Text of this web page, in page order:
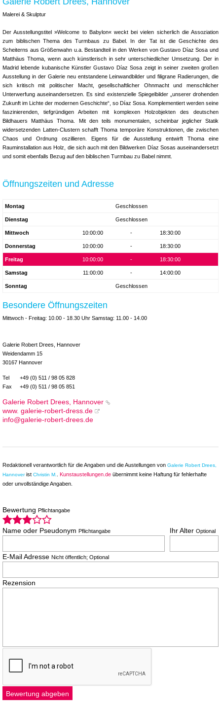
Malerei & Skulptur
Der Ausstellungstitel »Welcome to Babylon« weckt bei vielen sicherlich die Assoziation
zum biblischen Thema des Turmbaus zu Babel. In der Tat ist die Geschichte des
Scheiterns aus Größenwahn u.a. Bestandteil in den Werken von Gustavo Díaz Sosa und
Matthäus Thoma, wenn auch künstlerisch in sehr unterschiedlicher Umsetzung. Der in
Madrid lebende kubanische Künstler Gustavo Díaz Sosa zeigt in seiner zweiten großen
Ausstellung in der Galerie neu entstandene Leinwandbilder und filigrane Radierungen, die
sich kritisch mit politischer Macht, gesellschaftlicher Ohnmacht und menschlicher
Unterwerfung auseinandersetzen. Es sind existenzielle Spiegelbilder „unserer drohenden
Zukunft im Lichte der modernen Geschichte“, so Díaz Sosa. Komplementiert werden seine
faszinierenden, tiefgründigen Arbeiten mit komplexen Holzobjekten des deutschen
Bildhauers Matthäus Thoma. Mit den teils monumentalen, scheinbar jeglicher Statik
widersetzenden Latten-Clustern schafft Thoma temporäre Konstruktionen, die zwischen
Chaos und Ordnung oszillieren. Eigens für die Ausstellung entwirft Thoma eine
Rauminstallation aus Holz, die sich auch mit den Bildwerken Díaz Sosas auseinandersetzt
und somit ebenfalls Bezug auf den biblischen Turmbau zu Babel nimmt.
Öffnungszeiten und Adresse
Montag Geschlossen
Dienstag Geschlossen
Mittwoch 10:00:00 - 18:30:00
Donnerstag 10:00:00 - 18:30:00
Freitag 10:00:00 - 18:30:00
Samstag 11:00:00 - 14:00:00
Sonntag Geschlossen
Besondere Öffnungszeiten
Mittwoch - Freitag: 10.00 - 18.30 Uhr Samstag: 11.00 - 14.00
Galerie Robert Drees, Hannover
Weidendamm 15
30167 Hannover
Tel
+49 (0) 511 / 98 05 828
Fax
+49 (0) 511 / 98 05 851
Galerie Robert Drees, Hannover
www. galerie-robert-dress.de
info@galerie-robert-drees.de
Redaktionell verantwortlich für die Angaben und die Austellungen von Galerie Robert Drees,
Hannoverist Christin M. Kunstaustellungen.de übernimmt keine Haftung für fehlerhafte
oder unvollständige Angaben.
Bewertung Pflichtangabe
Name oder Pseudonym Pflichtangabe Ihr Alter Optional
E-Mail Adresse Nicht öffentlich; Optional
Rezension